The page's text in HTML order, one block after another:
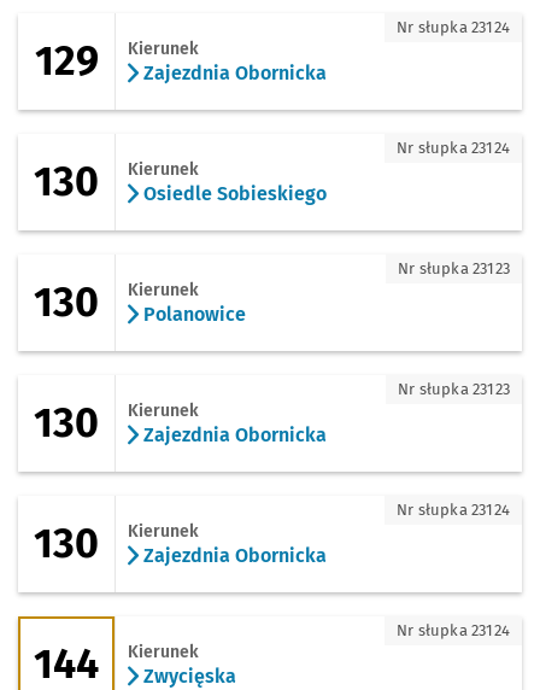
129 - kierunek Zajezdnia Obornicka
129 Kierunek
Zajezdnia Obornicka
Nr słupka 23124
130 - kierunek Osiedle Sobieskiego
130 Kierunek
Osiedle Sobieskiego
Nr słupka 23124
130 Kierunek
Polanowice
Nr słupka 23123
130 - kierunek Zajezdnia Obornicka
130 Kierunek
Zajezdnia Obornicka
Nr słupka 23123
130 - kierunek Zajezdnia Obornicka
130 Kierunek
Zajezdnia Obornicka
Nr słupka 23124
144 - kierunek Zwycięska
144 Kierunek
Zwycięska
Nr słupka 23124